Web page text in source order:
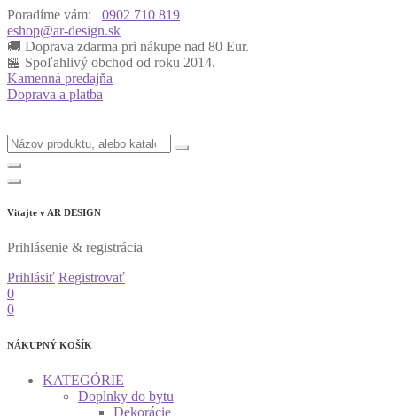
Poradíme vám:
0902 710 819
eshop@ar-design.sk
🚚 Doprava zdarma pri nákupe nad 80 Eur.
🏪 Spoľahlivý obchod od roku 2014.
Kamenná predajňa
Doprava a platba
Vitajte v AR DESIGN
Prihlásenie & registrácia
Prihlásiť Registrovať
0
0
NÁKUPNÝ KOŠÍK
KATEGÓRIE
Doplnky do bytu
Dekorácie